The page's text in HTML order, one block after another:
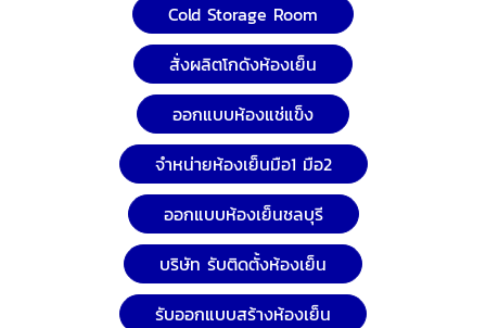
Cold Storage Room
สั่งผลิตโกดังห้องเย็น
ออกแบบห้องแช่แข็ง
จำหน่ายห้องเย็นมือ1 มือ2
ออกแบบห้องเย็นชลบุรี
บริษัท รับติดตั้งห้องเย็น
รับออกแบบสร้างห้องเย็น